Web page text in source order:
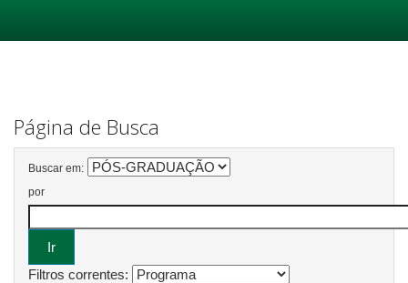
Página de Busca
Buscar em:
por
Filtros correntes: